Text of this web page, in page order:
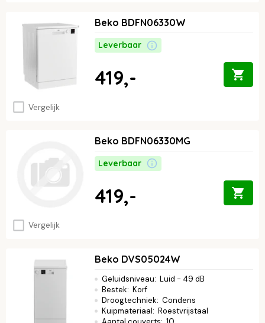
Vergelijk
Beko BDFN06330W
Leverbaar
419,-
Vergelijk
Beko BDFN06330MG
Leverbaar
419,-
Beko DVS05024W
Geluidsniveau: Luid - 49 dB
Bestek: Korf
Droogtechniek: Condens
Kuipmateriaal: Roestvrijstaal